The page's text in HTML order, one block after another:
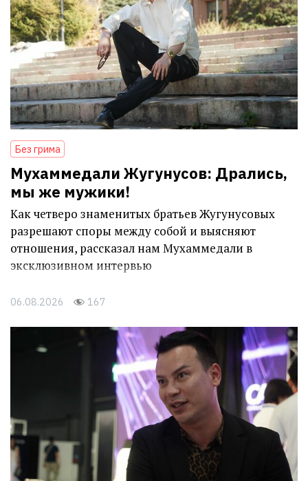
Без грима
Мухаммедали Жугунусов: Дрались,
мы же мужики!
Как четверо знаменитых братьев Жугунусовых
разрешают споры между собой и выясняют
отношения, рассказал нам Мухаммедали в
эксклюзивном интервью
06.08.2026 167